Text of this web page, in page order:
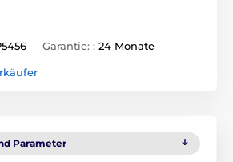
Garantie: : 24 Monate
Parameter